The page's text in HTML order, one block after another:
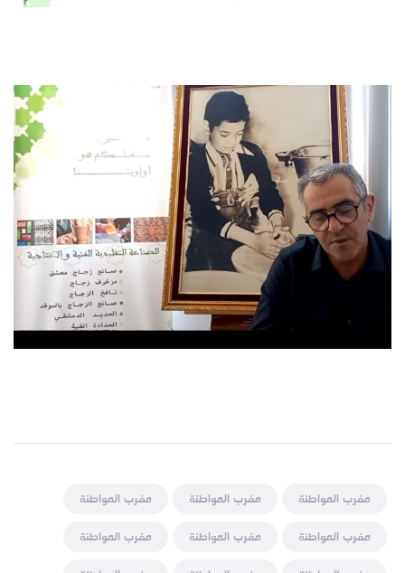
مغرب المواطنة مغرب المواطنة
مغرب المواطنة
مغرب المواطنة
مغرب المواطنة
مغرب المواطنة